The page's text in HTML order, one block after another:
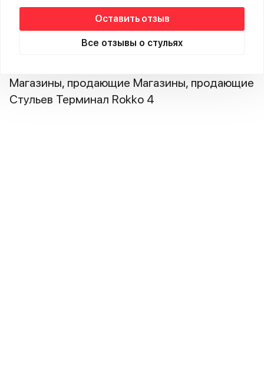
Оставить отзыв
Все отзывы о стульях
Магазины, продающие Магазины, продающие
Стульев Терминал Rokko 4